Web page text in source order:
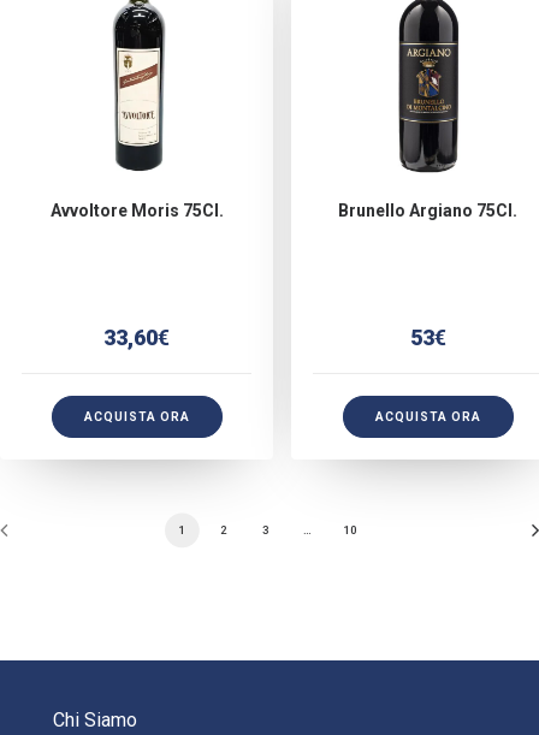
Avvoltore Moris 75Cl.
33,60€
ACQUISTA ORA
Brunello Argiano 75Cl.
53€
ACQUISTA ORA
1 2 3 10
Chi Siamo